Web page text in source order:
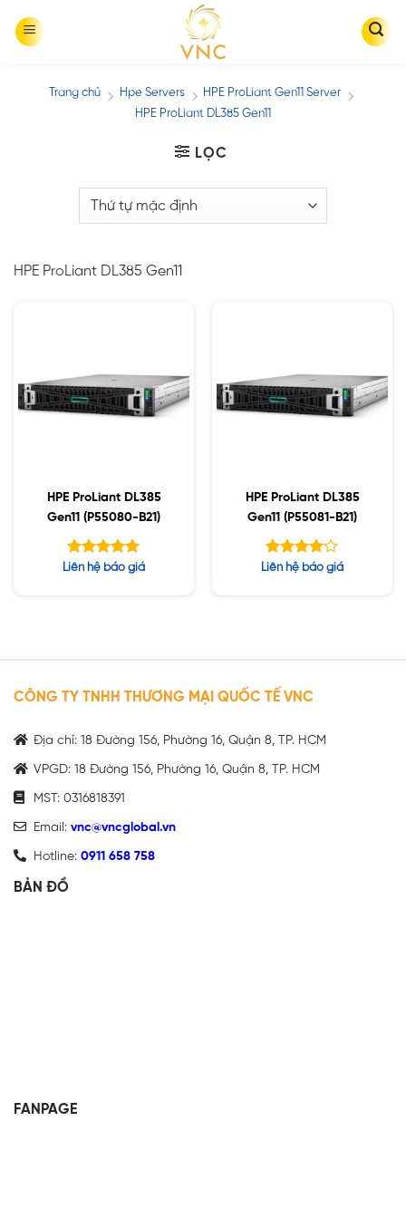
Trang chủ / Hpe Servers / HPE ProLiant Gen11 Server
/
HPE ProLiant DL385 Gen11
LỌC
HPE ProLiant DL385 Gen11
HPE ProLiant DL385
Gen11 (P55080-B21)
Được xếp
Liên hệ báo giá
HPE ProLiant DL385
Gen11 (P55081-B21)
Được xếp
Liên hệ báo giá
CÔNG TY TNHH THƯƠNG MẠI QUỐC TẾ VNC
Địa chỉ: 18 Đường 156, Phường 16, Quận 8, TP. HCM
VPGD: 18 Đường 156, Phường 16, Quận 8, TP. HCM
MST: 0316818391
Email: vnc@vncglobal.vn
Hotline: 0911 658 758
BẢN ĐỒ
FANPAGE